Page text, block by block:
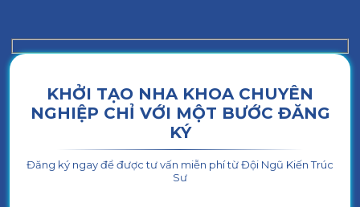
KHỞI TẠO NHA KHOA CHUYÊN
NGHIỆP CHỈ VỚI MỘT BƯỚC ĐĂNG
KÝ
Đăng ký ngay để được tư vấn miễn phí từ Đội Ngũ Kiến Trúc
Sư